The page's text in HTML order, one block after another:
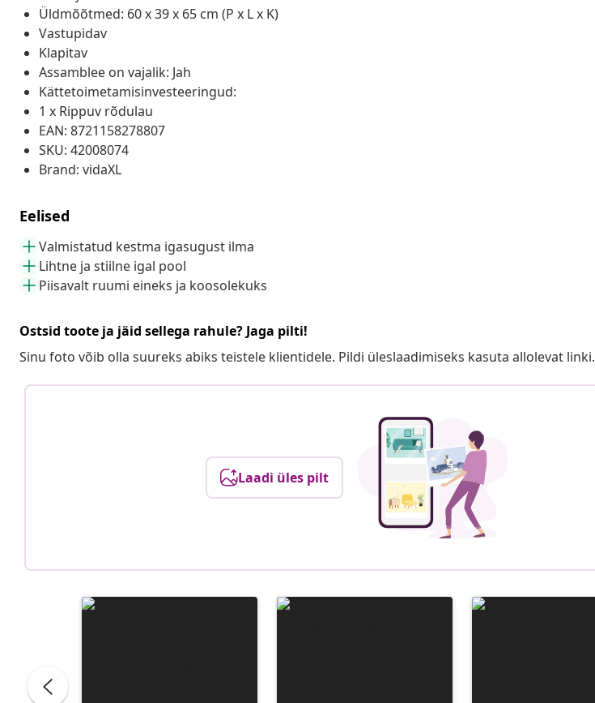
Üldmõõtmed: 60 x 39 x 65 cm (P x L x K)
Vastupidav
Klapitav
Assamblee on vajalik: Jah
Kättetoimetamisinvesteeringud:
1 x Rippuv rõdulau
EAN: 8721158278807
SKU: 42008074
Brand: vidaXL
Eelised
Valmistatud kestma igasugust ilma
Lihtne ja stiilne igal pool
Piisavalt ruumi eineks ja koosolekuks
Ostsid toote ja jäid sellega rahule? Jaga pilti!
Sinu foto võib olla suureks abiks teistele klientidele. Pildi üleslaadimiseks kasuta allolevat linki.
Laadi üles pilt